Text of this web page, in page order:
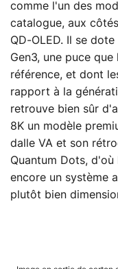
comme l'un des
catalogue, aux
QD-OLED. Il se
Gen3, une puce
référence, et dont
rapport à la
retrouve bien sûr
8K un modèle
dalle VA et son
Quantum Dots, d'où
encore un système
plutôt bien